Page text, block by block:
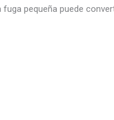
pequeña puede